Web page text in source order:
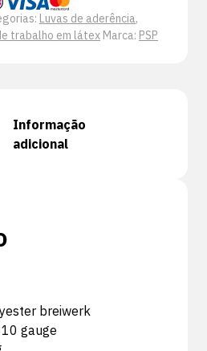
Luvas de aderência,
trabalho em látex Marca: PSP
Informação
adicional
breiwerk
gauge